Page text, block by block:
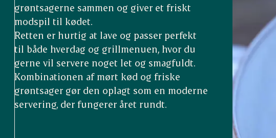
grøntsagerne sammen og giver et friskt
modspil til kødet.
Retten er hurtig at lave og passer perfekt
til både hverdag og grillmenuen, hvor du
gerne vil servere noget let og smagfuldt.
Kombinationen af mørt kød og friske
grøntsager gør den oplagt som en moderne
servering, der fungerer året rundt.